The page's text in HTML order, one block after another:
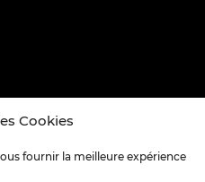
Cookies
fournir la meilleure expérience